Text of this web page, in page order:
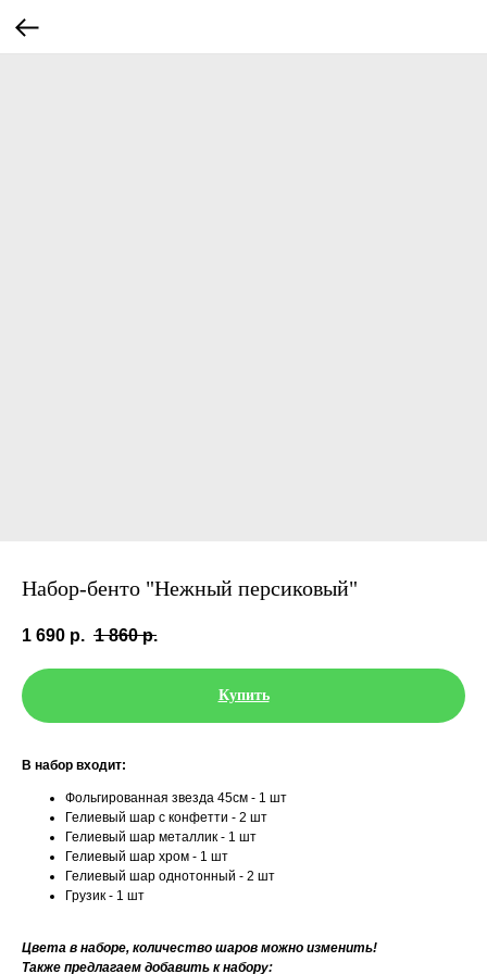
Набор-бенто "Нежный персиковый"
1 690 р. 1 860 р.
Купить
В набор входит:
Фольгированная звезда 45см - 1 шт
Гелиевый шар с конфетти - 2 шт
Гелиевый шар металлик - 1 шт
Гелиевый шар хром - 1 шт
Гелиевый шар однотонный - 2 шт
Грузик - 1 шт
Цвета в наборе, количество шаров можно изменить!
Также предлагаем добавить к набору: